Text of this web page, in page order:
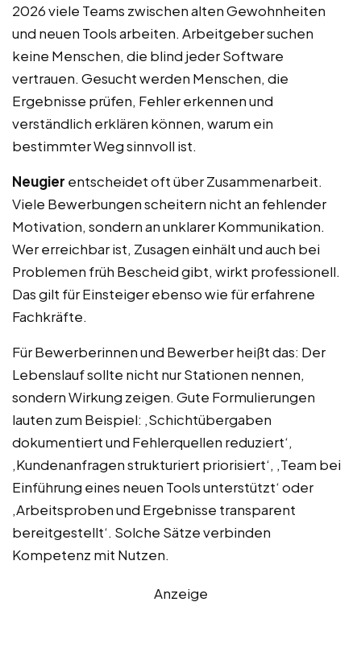
2026 viele Teams zwischen alten Gewohnheiten
und neuen Tools arbeiten. Arbeitgeber suchen
keine Menschen, die blind jeder Software
vertrauen. Gesucht werden Menschen, die
Ergebnisse prüfen, Fehler erkennen und
verständlich erklären können, warum ein
bestimmter Weg sinnvoll ist.
Neugier entscheidet oft über Zusammenarbeit.
Viele Bewerbungen scheitern nicht an fehlender
Motivation, sondern an unklarer Kommunikation.
Wer erreichbar ist, Zusagen einhält und auch bei
Problemen früh Bescheid gibt, wirkt professionell.
Das gilt für Einsteiger ebenso wie für erfahrene
Fachkräfte.
Für Bewerberinnen und Bewerber heißt das: Der
Lebenslauf sollte nicht nur Stationen nennen,
sondern Wirkung zeigen. Gute Formulierungen
lauten zum Beispiel: ‚Schichtübergaben
dokumentiert und Fehlerquellen reduziert‘,
‚Kundenanfragen strukturiert priorisiert‘, ‚Team bei
Einführung eines neuen Tools unterstützt‘ oder
‚Arbeitsproben und Ergebnisse transparent
bereitgestellt‘. Solche Sätze verbinden
Kompetenz mit Nutzen.
Anzeige